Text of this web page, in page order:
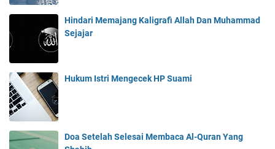
Hindari Memajang Kaligrafi Allah Dan Muhammad
Sejajar
Hukum Istri Mengecek HP Suami
Doa Setelah Selesai Membaca Al-Quran Yang